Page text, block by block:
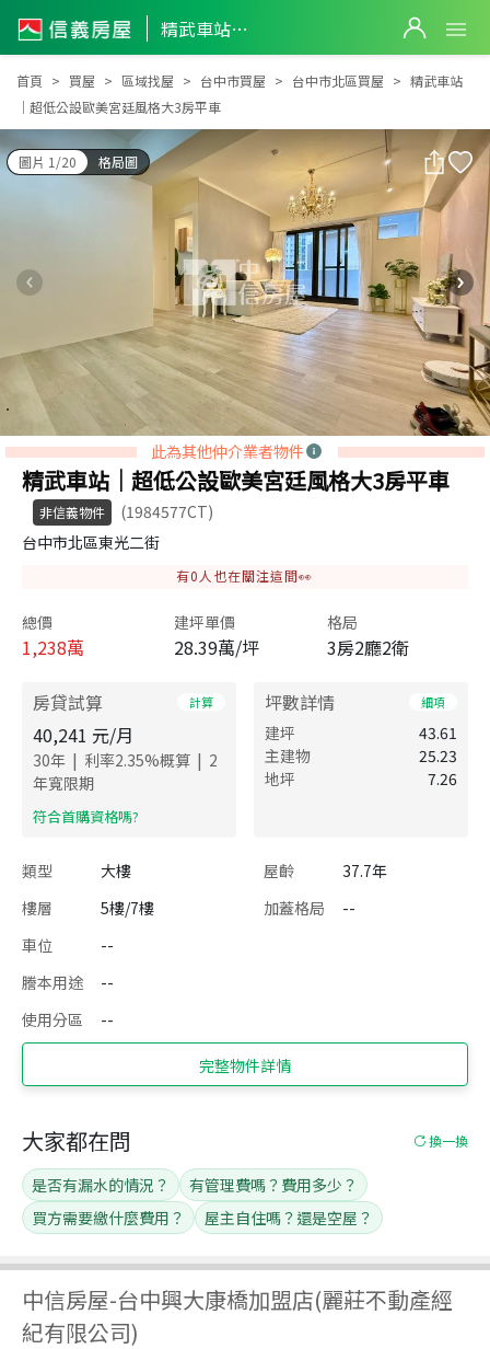
精武車站｜超低公設歐美宮廷風格大3房平車
精武車站｜超低公設歐美宮廷風格大3房平車
首頁 買屋 區域找屋 台中市買屋 台中市北區買屋
精武車站
｜超低公設歐美宮廷風格大3房平車
圖片 1/20 格局圖
此為其他仲介業者物件
精武車站｜超低公設歐美宮廷風格大3房平車
非信義物件
(1984577CT)
台中市北區東光二街
有0 人也在關注這間👀
總價
1,238萬
建坪單價
28.39萬/坪
格局
3房2廳2衛
房貸試算 計算
40,241 元/月
30年 | 利率2.35%概算 | 2
年寬限期
​符合首購資格嗎?
坪數詳情 細項
建坪
43.61
主建物
25.23
地坪
7.26
類型 大樓 屋齡
37.7年
樓層
5樓/7樓 加蓋格局
--
車位
--
謄本用途
--
使用分區
--
完整物件詳情
中信房屋-台中興大康橋加盟店(麗莊不動產經
紀有限公司)
大家都在問 換一換
是否有漏水的情況？
有管理費嗎？費用多少？
買方需要繳什麼費用？
屋主自住嗎？還是空屋？